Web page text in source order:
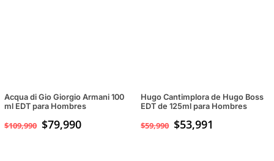
Acqua di Gio Giorgio Armani 100
ml EDT para Hombres
$109,990 El
$79,990El
Hugo Cantimplora de Hugo Boss
EDT de 125ml para Hombres
$59,990 $53,991